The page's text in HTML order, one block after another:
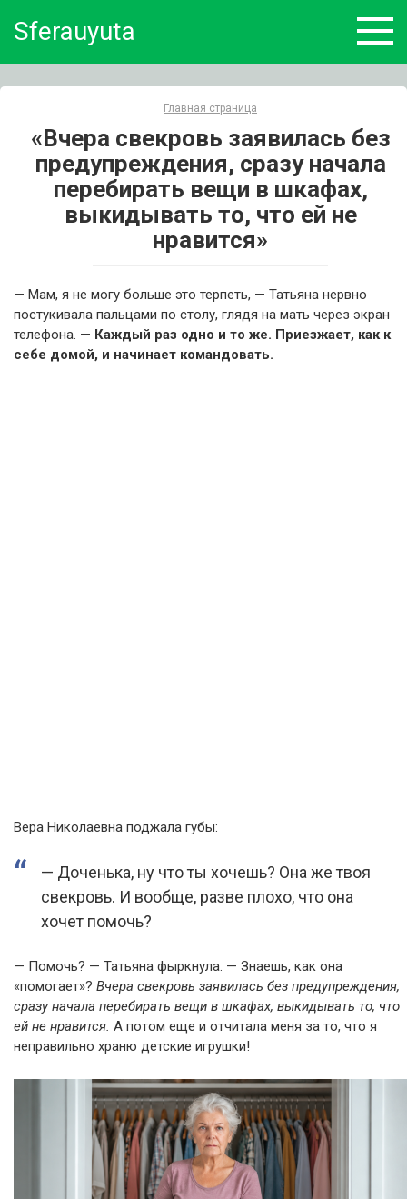
Sferauyuta
Главная страница
«Вчера свекровь заявилась без
предупреждения, сразу начала
перебирать вещи в шкафах,
выкидывать то, что ей не
нравится»
— Мам, я не могу больше это терпеть, — Татьяна нервно
постукивала пальцами по столу, глядя на мать через экран
телефона. — Каждый раз одно и то же. Приезжает, как к
себе домой, и начинает командовать.
Вера Николаевна поджала губы:
— Доченька, ну что ты хочешь? Она же твоя
свекровь. И вообще, разве плохо, что она
хочет помочь?
— Помочь? — Татьяна фыркнула. — Знаешь, как она
«помогает»? Вчера свекровь заявилась без предупреждения,
сразу начала перебирать вещи в шкафах, выкидывать то, что
ей не нравится. А потом еще и отчитала меня за то, что я
неправильно храню детские игрушки!